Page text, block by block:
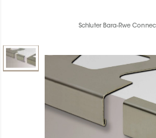
un
Schluter Bara-Rwe